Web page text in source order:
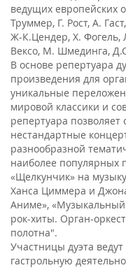
ведущих европейских
Труммер, Г. Рост, А.
Ж-К.Цендер, Х. Фогель,
Вексо, М. Шмединга,
В основе репертуара
произведения для
уникальные
мировой классики и
репертуара позволяет
нестандартные
разнообразной
наиболее популярных
«Щелкунчик» на
Ханса Циммера и
Аниме»,
рок-хиты. Орган-
полотна".
Участницы дуэта
гастрольную